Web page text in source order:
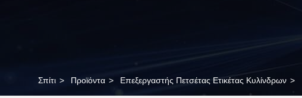
Σπίτι > Προϊόντα > Επεξεργαστής Πετσέτας Ετικέτας Κυλίνδρων >